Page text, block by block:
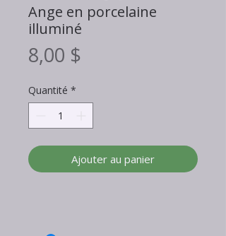
Ange en porcelaine
illuminé
8,00 $
Quantité *
Ajouter au panier